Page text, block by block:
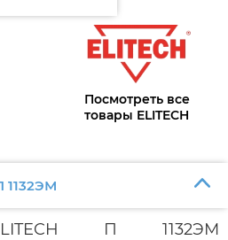
Посмотреть все
товары ELITECH
П 1132ЭМ